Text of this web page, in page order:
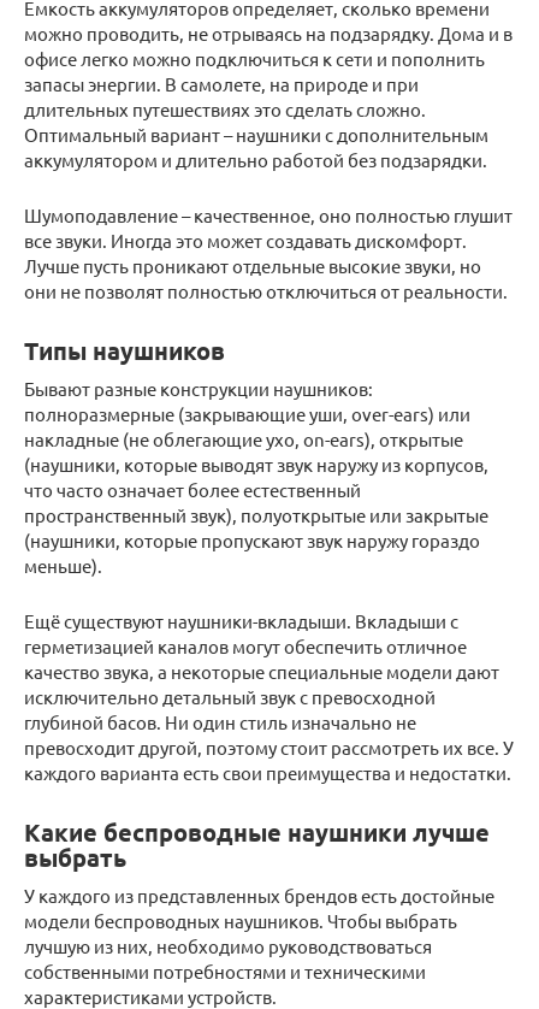
Емкость аккумуляторов определяет, сколько времени
можно проводить, не отрываясь на подзарядку. Дома и в
офисе легко можно подключиться к сети и пополнить
запасы энергии. В самолете, на природе и при
длительных путешествиях это сделать сложно.
Оптимальный вариант – наушники с дополнительным
аккумулятором и длительно работой без подзарядки.
Шумоподавление – качественное, оно полностью глушит
все звуки. Иногда это может создавать дискомфорт.
Лучше пусть проникают отдельные высокие звуки, но
они не позволят полностью отключиться от реальности.
Типы наушников
Бывают разные конструкции наушников:
полноразмерные (закрывающие уши, over-ears) или
накладные (не облегающие ухо, on-ears), открытые
(наушники, которые выводят звук наружу из корпусов,
что часто означает более естественный
пространственный звук), полуоткрытые или закрытые
(наушники, которые пропускают звук наружу гораздо
меньше).
Ещё существуют наушники-вкладыши. Вкладыши с
герметизацией каналов могут обеспечить отличное
качество звука, а некоторые специальные модели дают
исключительно детальный звук с превосходной
глубиной басов. Ни один стиль изначально не
превосходит другой, поэтому стоит рассмотреть их все. У
каждого варианта есть свои преимущества и недостатки.
Какие беспроводные наушники лучше
выбрать
У каждого из представленных брендов есть достойные
модели беспроводных наушников. Чтобы выбрать
лучшую из них, необходимо руководствоваться
собственными потребностями и техническими
характеристиками устройств.